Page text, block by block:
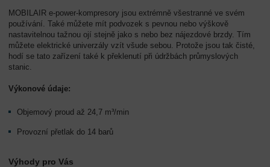
MOBILAIR e-power-kompresory jsou extrémně všestranné ve svém
používání. Také můžete mít podvozek s pevnou nebo výškově
nastavitelnou tažnou ojí stejně jako s nebo bez nájezdové brzdy. Tím
můžete elektrické univerzály vzít všude sebou. Protože jsou tak čisté,
hodí se tato zařízení také k překlenutí při údržbách průmyslových
stanic.
Výkonové údaje:
Objemový proud až 24,7 m³/min
Provozní přetlak do 14 barů
Výhody pro Vás